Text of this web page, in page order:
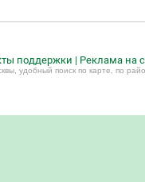
поддержки | Реклама на
удобный поиск по карте, по